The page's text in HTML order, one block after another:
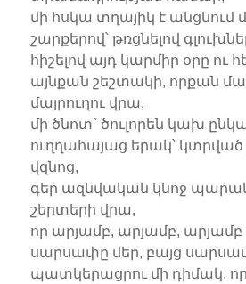
մի հսկա տղայիկ է անցնում
շարքերով՝ թռցնելով
հիշելով այդ կարմիր օրը ու
այնքան շեշտակի, որքան
մայրուղու վրա,
մի ծնոտ` ծուլորեն կախ
ուղղահայաց երակ՝
վզնոց,
գեր ազնվական կնոջ
շերտերի վրա,
որ արյամբ, արյամբ, արյամբ
սարսափը մեր, բայց
պատկերացրու մի դիմակ,